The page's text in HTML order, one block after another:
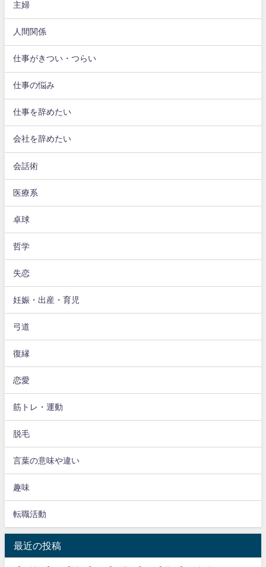
主婦
人間関係
仕事がきつい・つらい
仕事の悩み
仕事を辞めたい
会社を辞めたい
会話術
医療系
卓球
哲学
失恋
妊娠・出産・育児
弓道
復縁
恋愛
筋トレ・運動
脱毛
言葉の意味や違い
趣味
転職活動
最近の投稿